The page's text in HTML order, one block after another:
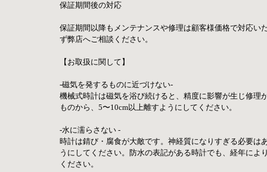
保証期間後の対応
保証期間以降もメンテナンスや修理は顧客様価格で対応
ず弊店へご相談ください。
【お取扱に関して】
-磁気を発するものに近づけない-
機械式時計は磁気を浴び続けると、精度に影響が生じ修
ものから、5〜10cm以上離すようにしてください。
-水に濡らさない -
時計は錆び・腐食が大敵です。神経質になりすぎる必要
うにしてください。防水の表記がある時計でも、経年に
ください。